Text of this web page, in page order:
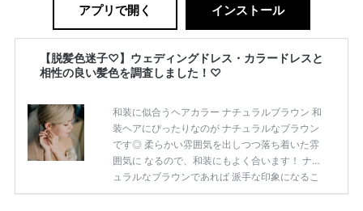
アプリで開く インストール
【脱髪色迷子♡】ウェディングドレス・カラードレスと
相性の良い髪色を調査しました！♡
和装に似合うヘアカラー ナチュラルブラウン 和
装ヘアにぴったりなのが ナチュラルなブラウン
です◎ 柔らかい雰囲気を出しつつ落ち着いた雰
囲気に なるので、和装にもよく合います！ ナチ
ュラルなブラウンであれば 派手な印象になるこ
ともなく、 品良く和装をきこなせるので、 綺麗